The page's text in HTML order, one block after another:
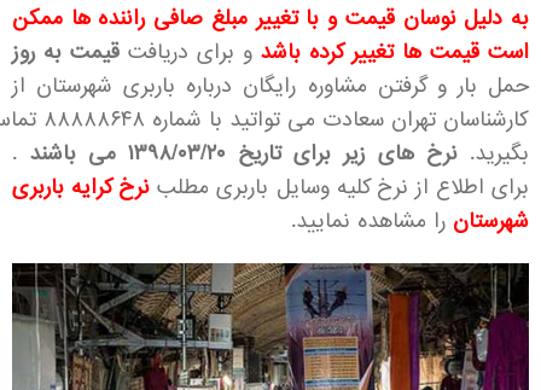
به دلیل نوسان قیمت و با تغییر مبلغ صافی راننده ها ممکن
است قیمت ها تغییر کرده باشد و برای دریافتقیمت به روز
حمل بار و گرفتن مشاوره رایگان درباره باربری شهرستان از
کارشناسان تهران سعادت می تواتید با شماره ۸۸۸۸۸۶۴۸
بگیرید. نرخ های زیر برای تاریخ ۱۳۹۸/۰۳/۲۰ می باشند
.
برای اطلاع از نرخ کلیه وسایل باربری مطلب نرخ کرایه باربری
شهرستان را مشاهده نمایید.